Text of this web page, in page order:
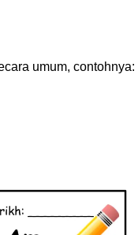
umum, contohnya: